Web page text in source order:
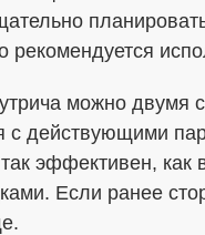
рекомендуется
можно двумя
с действующими
эффективен,
Если ранее